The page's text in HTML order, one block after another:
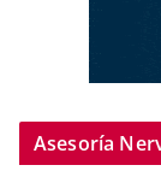
Asesoría